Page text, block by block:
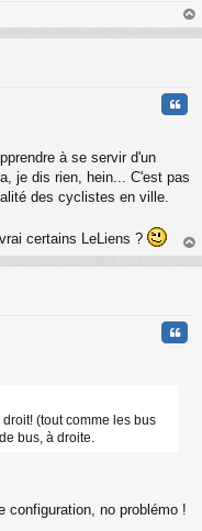
au
à se servir d'un
je dis rien, hein... C'est pas
des cyclistes en ville.
certains LeLiens ?
au
(tout comme les bus
bus, à droite.
configuration, no problémo !